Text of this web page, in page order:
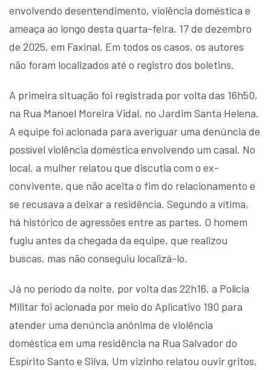
envolvendo desentendimento, violência doméstica e
ameaça ao longo desta quarta-feira, 17 de dezembro
de 2025, em Faxinal. Em todos os casos, os autores
não foram localizados até o registro dos boletins.
A primeira situação foi registrada por volta das 16h50,
na Rua Manoel Moreira Vidal, no Jardim Santa Helena.
A equipe foi acionada para averiguar uma denúncia de
possível violência doméstica envolvendo um casal. No
local, a mulher relatou que discutia com o ex-
convivente, que não aceita o fim do relacionamento e
se recusava a deixar a residência. Segundo a vítima,
há histórico de agressões entre as partes. O homem
fugiu antes da chegada da equipe, que realizou
buscas, mas não conseguiu localizá-lo.
Já no período da noite, por volta das 22h16, a Polícia
Militar foi acionada por meio do Aplicativo 190 para
atender uma denúncia anônima de violência
doméstica em uma residência na Rua Salvador do
Espírito Santo e Silva. Um vizinho relatou ouvir gritos,